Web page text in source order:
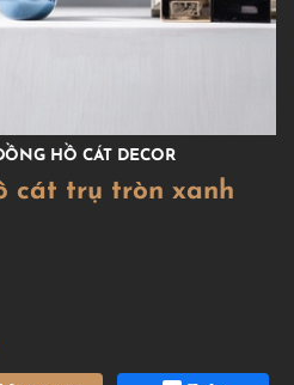
HỒ CÁT DECOR
cát trụ tròn xanh